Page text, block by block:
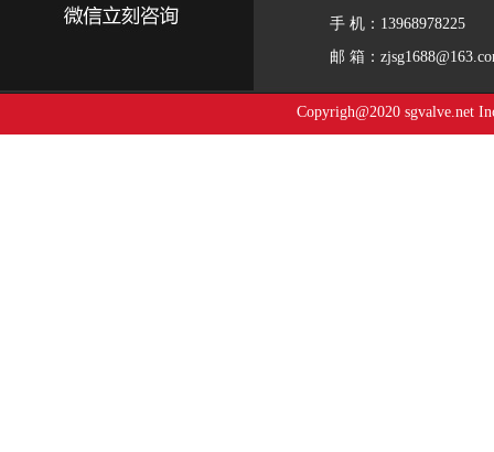
手 机：13968978225
邮 箱：
Copyrigh@2020 sgvalve.net